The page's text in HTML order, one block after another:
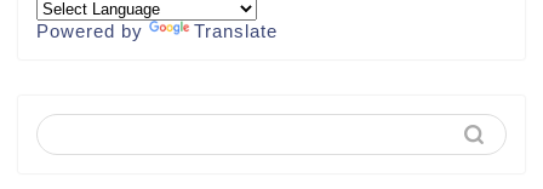
Powered by Translate